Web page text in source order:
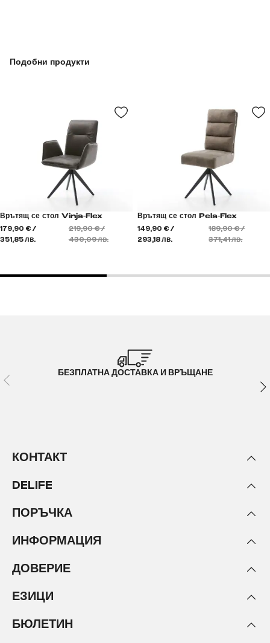
Подобни продукти
Врътящ се стол Vinja-Flex
179,90 € /
351,85 лв.
219,90 € /
430,09 лв.
Врътящ се стол Pela-Flex
149,90 € /
293,18 лв.
189,90 € /
371,41 лв.
БЕЗПЛАТНА ДОСТАВКА И ВРЪЩАНЕ
КОНТАКТ
DELIFE
ПОРЪЧКА
ИНФОРМАЦИЯ
ДОВЕРИЕ
ЕЗИЦИ
БЮЛЕТИН